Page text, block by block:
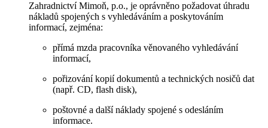
Zahradnictví Mimoň, p.o., je oprávněno požadovat úhradu
nákladů spojených s vyhledáváním a poskytováním
informací, zejména:
přímá mzda pracovníka věnovaného vyhledávání
informací,
pořizování kopií dokumentů a technických nosičů dat
(např. CD, flash disk),
poštovné a další náklady spojené s odesláním
informace.